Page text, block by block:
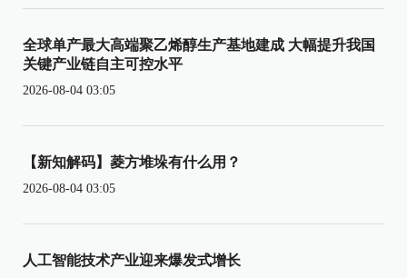
全球单产最大高端聚乙烯醇生产基地建成 大幅提升我国
关键产业链自主可控水平
2026-08-04 03:05
【新知解码】菱方堆垛有什么用？
2026-08-04 03:05
人工智能技术产业迎来爆发式增长